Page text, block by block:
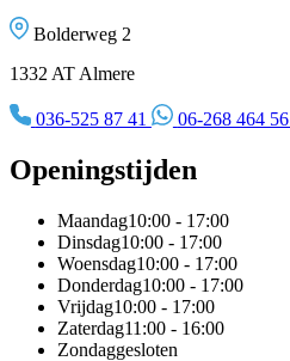
Bolderweg 2
1332 AT Almere
036-525 87 41 06-268 464 56
Openingstijden
Maandag10:00 - 17:00
Dinsdag10:00 - 17:00
Woensdag10:00 - 17:00
Donderdag10:00 - 17:00
Vrijdag10:00 - 17:00
Zaterdag11:00 - 16:00
Zondaggesloten